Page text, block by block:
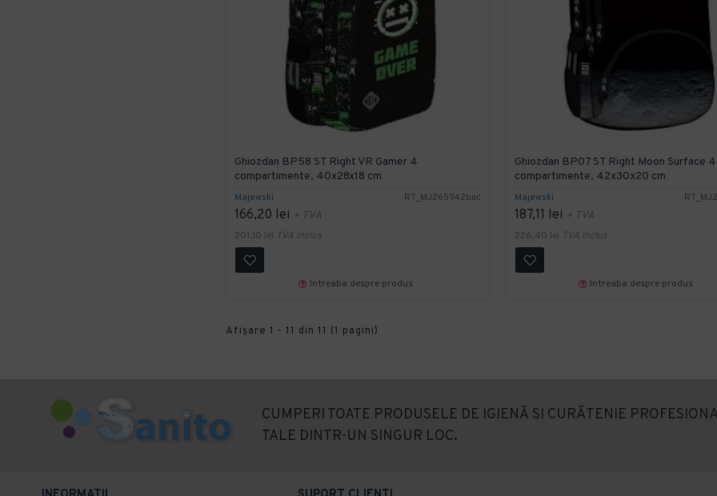
Majewski RT_MJ265942buc
Ghiozdan BP58 ST Right VR Gamer 4
compartimente, 40x28x18 cm
166,20 lei + TVA
201,10 lei TVA inclus
Intreaba despre produs
Majewski
Ghiozdan BP07 ST Right Moon Surface 4
compartimente, 42x30x20 cm
187,11 lei + TVA
226,40 lei TVA inclus
Intreaba despre produs
Afişare 1 - 11 din 11 (1 pagini)
CUMPERI TOATE PRODUSELE DE IGIENĂ SI CURĂTENIE
TALE DINTR-UN SINGUR LOC.